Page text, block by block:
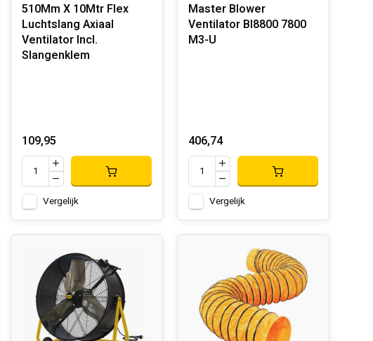
510Mm X 10Mtr Flex
Luchtslang Axiaal
Ventilator Incl.
Slangenklem
109,95
Vergelijk
Master Blower
Ventilator Bl8800 7800
M3-U
406,74
Vergelijk